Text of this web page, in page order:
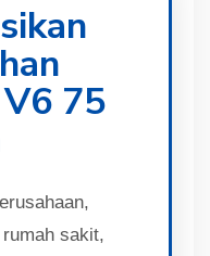
75
sakit,